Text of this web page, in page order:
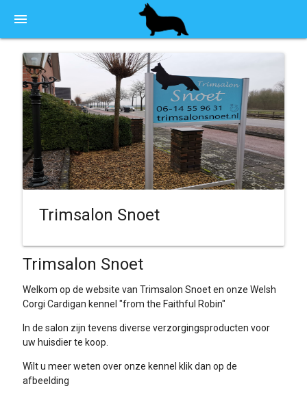
menu
Trimsalon Snoet
Trimsalon Snoet
Welkom op de website van Trimsalon Snoet en onze Welsh
Corgi Cardigan kennel "from the Faithful Robin"
In de salon zijn tevens diverse verzorgingsproducten voor
uw huisdier te koop.
Wilt u meer weten over onze kennel klik dan op de
afbeelding